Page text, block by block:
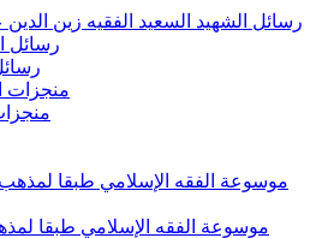
رسائل الشهید السعید الفقیه زین
موسوعة الفقه الإسلامي طبقا